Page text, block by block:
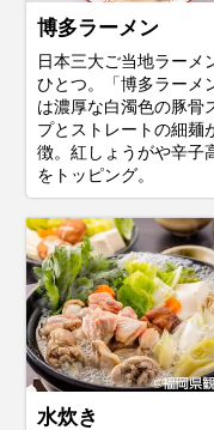
博多ラーメン
日本三大ご当地ラーメ
ひとつ。「博多ラーメ
は濃厚な白濁色の豚骨
プとストレートの細麺
徴。紅しょうがや辛子
をトッピング。
水炊き